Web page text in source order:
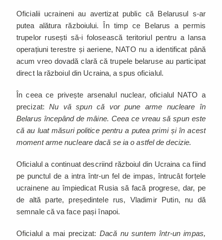
Oficialii ucraineni au avertizat public că Belarusul s-ar
putea alătura războiului. În timp ce Belarus a permis
trupelor rusești să-i folosească teritoriul pentru a lansa
operațiuni terestre și aeriene, NATO nu a identificat până
acum vreo dovadă clară că trupele belaruse au participat
direct la războiul din Ucraina, a spus oficialul.
În ceea ce privește arsenalul nuclear, oficialul NATO a
precizat:Nu vă spun că vor pune arme nucleare în
Belarus începând de mâine. Ceea ce vreau să spun este
că au luat măsuri politice pentru a putea primi și în acest
moment arme nucleare dacă se ia o astfel de decizie.
Oficialul a continuat descriind războiul din Ucraina ca fiind
pe punctul de a intra într-un fel de impas, întrucât forțele
ucrainene au împiedicat Rusia să facă progrese, dar, pe
de altă parte, președintele rus, Vladimir Putin, nu dă
semnale că va face pași înapoi.
Oficialul a mai precizat: Dacă nu suntem într-un impas,